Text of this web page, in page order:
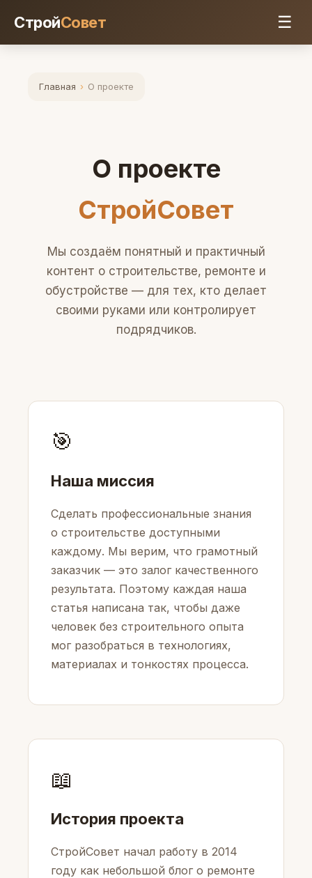
СтройСовет ☰
Главная › О проекте
О проекте
СтройСовет
Мы создаём понятный и практичный
контент о строительстве, ремонте и
обустройстве — для тех, кто делает
своими руками или контролирует
подрядчиков.
🎯
Наша миссия
Сделать профессиональные знания
о строительстве доступными
каждому. Мы верим, что грамотный
заказчик — это залог качественного
результата. Поэтому каждая наша
статья написана так, чтобы даже
человек без строительного опыта
мог разобраться в технологиях,
материалах и тонкостях процесса.
📖
История проекта
СтройСовет начал работу в 2014
году как небольшой блог о ремонте